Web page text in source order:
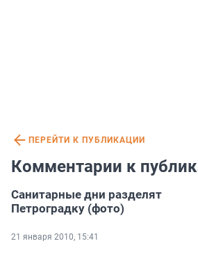
ПЕРЕЙТИ К ПУБЛИКАЦИИ
Комментарии к
Санитарные дни разделят
Петроградку (фото)
21 января 2010, 15:41